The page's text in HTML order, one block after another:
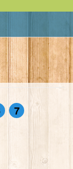
7